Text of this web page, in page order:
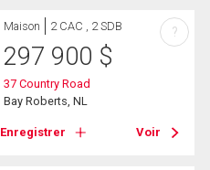
Maison 2 CAC , 2 SDB
297 900 $
37 Country Road
Bay Roberts, NL
Enregistrer Voir
?